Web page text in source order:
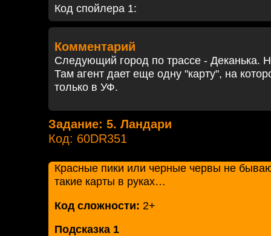
Код спойлера 1:
Комментарий
Следующий город по трассе - Деканька.
Там агент дает еще одну "карту", на
только в УФ.
Задание: 5. Ландари
Код: 60DR351
Красные пики или черные червы не
такие карты в руках…
Код сложности: 2+
Подсказка 1